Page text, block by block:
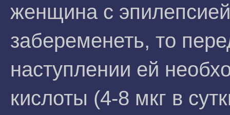
женщина с
забеременеть, то
наступлении ей
кислоты (4-8 мкг в